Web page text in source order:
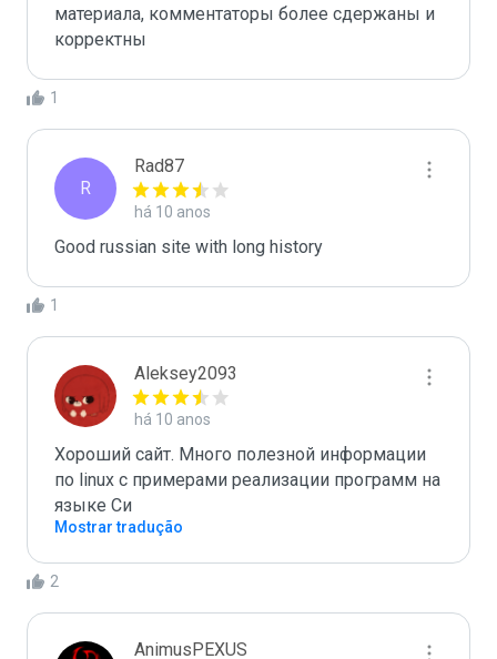
материала, комментаторы более сдержаны и
корректны
1
R
Rad87
há 10 anos
Good russian site with long history
1
Aleksey2093
há 10 anos
Хороший сайт. Много полезной информации
по linux с примерами реализации программ на
языке Си
Mostrar tradução
2
AnimusPEXUS